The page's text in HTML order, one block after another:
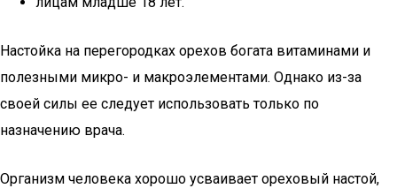
Настойка на перегородках орехов богата витаминами и
полезными микро- и макроэлементами. Однако из-за
своей силы ее следует использовать только по
назначению врача.
Организм человека хорошо усваивает ореховый настой,